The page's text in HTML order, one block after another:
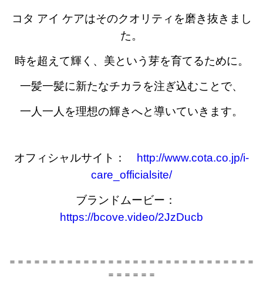
コタ アイ ケアはそのクオリティを磨き抜きまし
た。
時を超えて輝く、美という芽を育てるために。
一髪一髪に新たなチカラを注ぎ込むことで、
一人一人を理想の輝きへと導いていきます。
オフィシャルサイト：
http://www.cota.co.jp/i-
care_officialsite/
ブランドムービー：
https://bcove.video/2JzDucb
＝＝＝＝＝＝＝＝＝＝＝＝＝＝＝＝＝＝＝＝＝＝＝＝＝＝＝＝＝＝
＝＝＝＝＝＝